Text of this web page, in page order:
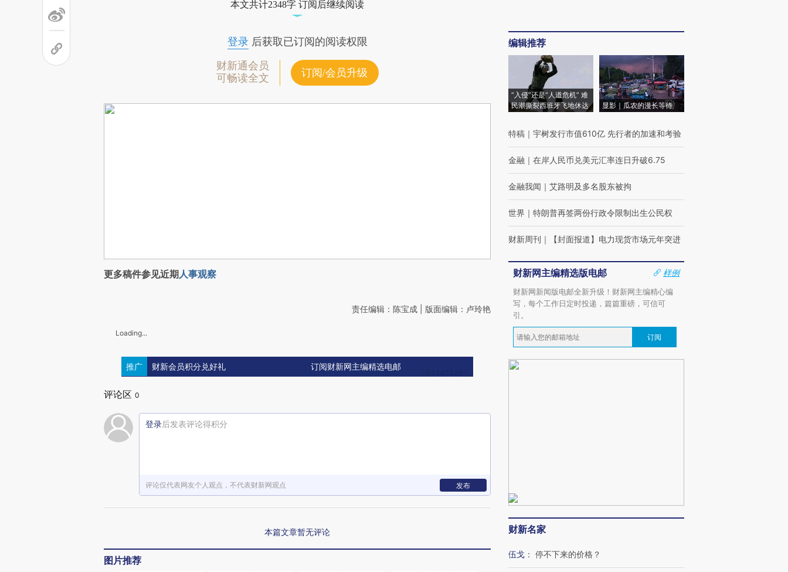
本文共计2348字 订阅后继续阅读
登录后获取已订阅的阅读权限
财新通会员
可畅读全文
订阅/会员升级
更多稿件参见近期人事观察
责任编辑：陈宝成 | 版面编辑：卢玲艳
Loading...
推广 财新会员积分兑好礼 订阅财新网主编精选电邮
评论区 0
登录后发表评论得积分
评论仅代表网友个人观点，不代表财新网观点 发布
本篇文章暂无评论
图片推荐
编辑推荐
“入侵”还是“人道危机” 难
民潮撕裂西班牙飞地休达
显影｜瓜农的漫长等待
特稿 ｜ 宇树发行市值610亿 先行者的加速和考验
金融 ｜ 在岸人民币兑美元汇率连日升破6.75
金融我闻 ｜ 艾路明及多名股东被拘
世界 ｜ 特朗普再签两份行政令限制出生公民权
财新周刊 ｜ 【封面报道】电力现货市场元年突进
财新网主编精选版电邮
样例
财新网新闻版电邮全新升级！财新网主编精心编
写，每个工作日定时投递，篇篇重磅，可信可
引。
订阅
财新名家
伍戈 ： 停不下来的价格？